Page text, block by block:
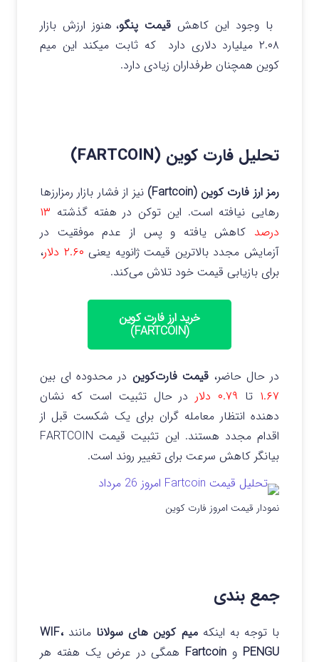
با وجود این کاهش قیمت پنگو، هنوز ارزش بازار
۲.۰۸ میلیارد دلاری دارد که ثابت میکند این میم
کوین همچنان طرفداران زیادی دارد.
تحلیل فارت کوین (FARTCOIN)
رمز ارز فارت کوین (Fartcoin)
نیز از فشار بازار رمزارزها
رهایی نیافته است. این توکن در هفته گذشته ۱۳
درصد کاهش یافته و پس از عدم موفقیت در
آزمایش مجدد بالاترین قیمت ژانویه یعنی ۲.۶۰ دلار
،
برای بازیابی قیمت خود تلاش می‌کند.
خرید ارز فارت کوین
(FARTCOIN)
در حال حاضر،قیمت فارت‌کوین در محدوده‌ ای بین
۱.۶۷ تا
در حال تثبیت است که نشان
دهنده انتظار معامله گران برای یک شکست قبل از
اقدام مجدد هستند. این تثبیت قیمت FARTCOIN
بیانگر کاهش سرعت برای تغییر روند است.
نمودار قیمت امروز فارت کوین
جمع بندی
با توجه به اینکهمیم کوین های سولانا مانند WIF،
PENGU و
همگی در عرض یک هفته هر